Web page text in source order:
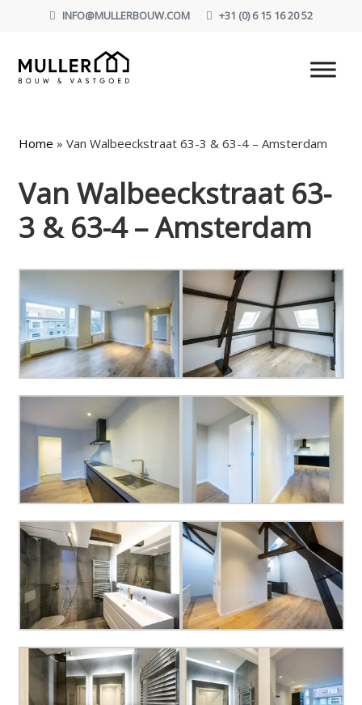
INFO@MULLERBOUW.COM +31 (0) 6 15 16 20 52
Home » Van Walbeeckstraat 63-3 & 63-4 – Amsterdam
Van Walbeeckstraat 63-
3 & 63-4 – Amsterdam